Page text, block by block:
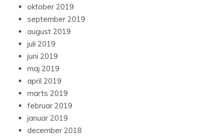
oktober 2019
september 2019
august 2019
juli 2019
juni 2019
maj 2019
april 2019
marts 2019
februar 2019
januar 2019
december 2018